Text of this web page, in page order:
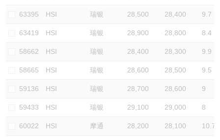
63395 HSI 瑞银 28,500 28,400 9.7
63419 HSI 瑞银 28,900 28,800 8.4
58662 HSI 瑞银 28,400 28,300 9.9
58665 HSI 瑞银 28,600 28,500 9.5
59136 HSI 瑞银 28,700 28,600 9
59433 HSI 瑞银 29,100 29,000 8
60022 HSI 摩通 28,200 28,100 10.7
认股证文件及公告
牛熊证分析仪
牛熊证文件及公告
牛熊证文件及公告 (瑞信)
AH 股价对照
ADR
收市竞价变化